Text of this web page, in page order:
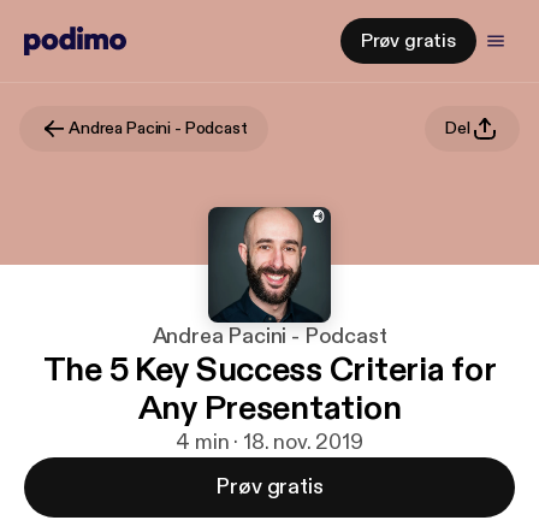
Prøv gratis
Andrea Pacini - Podcast Del
Andrea Pacini - Podcast
The 5 Key Success Criteria for
Any Presentation
4 min · 18. nov. 2019
Prøv gratis